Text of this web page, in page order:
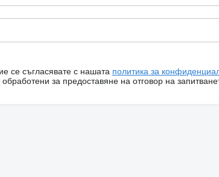
се съгласявате с нашата политика за
за предоставяне на отговор на